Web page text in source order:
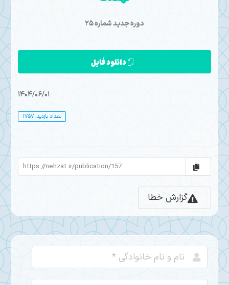
دوره جدید شماره ۲۵
دانلود فایل
1404/06/01
تعداد بازدید: 1757
گزارش خطا